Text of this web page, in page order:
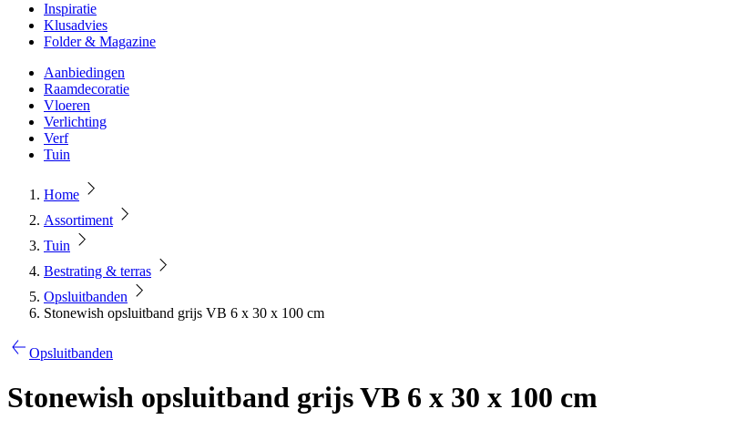
Inspiratie
Klusadvies
Folder & Magazine
Aanbiedingen
Raamdecoratie
Vloeren
Verlichting
Verf
Tuin
Home
Assortiment
Tuin
Bestrating & terras
Opsluitbanden
Stonewish opsluitband grijs VB 6 x 30 x 100 cm
Opsluitbanden
Stonewish opsluitband grijs VB 6 x 30 x 100 cm